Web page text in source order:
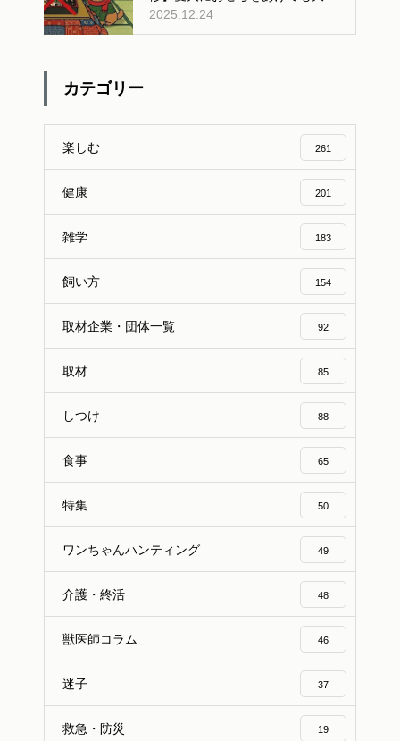
夫？人間用おせちの危険性と安全
2025.12.24
カテゴリー
楽しむ 261
健康 201
雑学 183
飼い方 154
取材企業・団体一覧 92
取材 85
しつけ 88
食事 65
特集 50
ワンちゃんハンティング 49
介護・終活 48
獣医師コラム 46
迷子 37
救急・防災 19